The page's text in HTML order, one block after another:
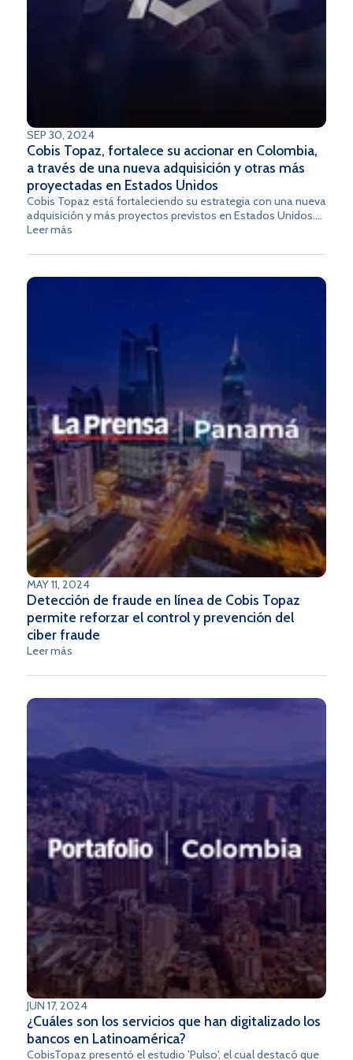
SEP 30, 2024
Cobis Topaz, fortalece su accionar en Colombia,
a través de una nueva adquisición y otras más
proyectadas en Estados Unidos
Cobis Topaz está fortaleciendo su estrategia con una nueva
adquisición y más proyectos previstos en Estados Unidos.
Esta iniciativa marca un hito en la transformación del sector
Leer más
MAY 11, 2024
Detección de fraude en línea de Cobis Topaz
permite reforzar el control y prevención del
ciber fraude
Leer más
JUN 17, 2024
¿Cuáles son los servicios que han digitalizado los
bancos en Latinoamérica?
CobisTopaz presentó el estudio 'Pulso', el cual destacó que